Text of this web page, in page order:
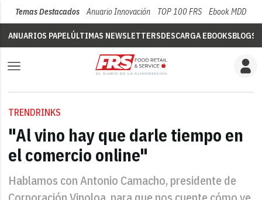
Temas Destacados Anuario Innovación TOP 100 FRS Ebook MDD
ANUARIOS PAPELÚLTIMAS NEWSLETTERSDESCARGA EBOOKSBLOGS
TRENDRINKS
"Al vino hay que darle tiempo en
el comercio online"
Hablamos con Antonio Camacho, presidente de